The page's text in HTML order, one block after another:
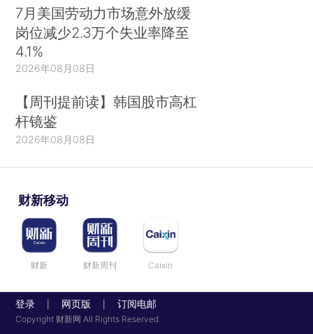
7月美国劳动力市场意外放缓
岗位减少2.3万个失业率降至
4.1%
2026年08月08日
【周刊提前读】韩国股市高杠
杆镜鉴
2026年08月08日
财新移动
财新 财新周刊 Caixin
登录 网页版 订阅电邮
Copyright 财新网 All Rights Reserved